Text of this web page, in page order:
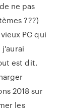
ne pas
???)
PC qui
j'aurai
est dit.
2018 sur
les